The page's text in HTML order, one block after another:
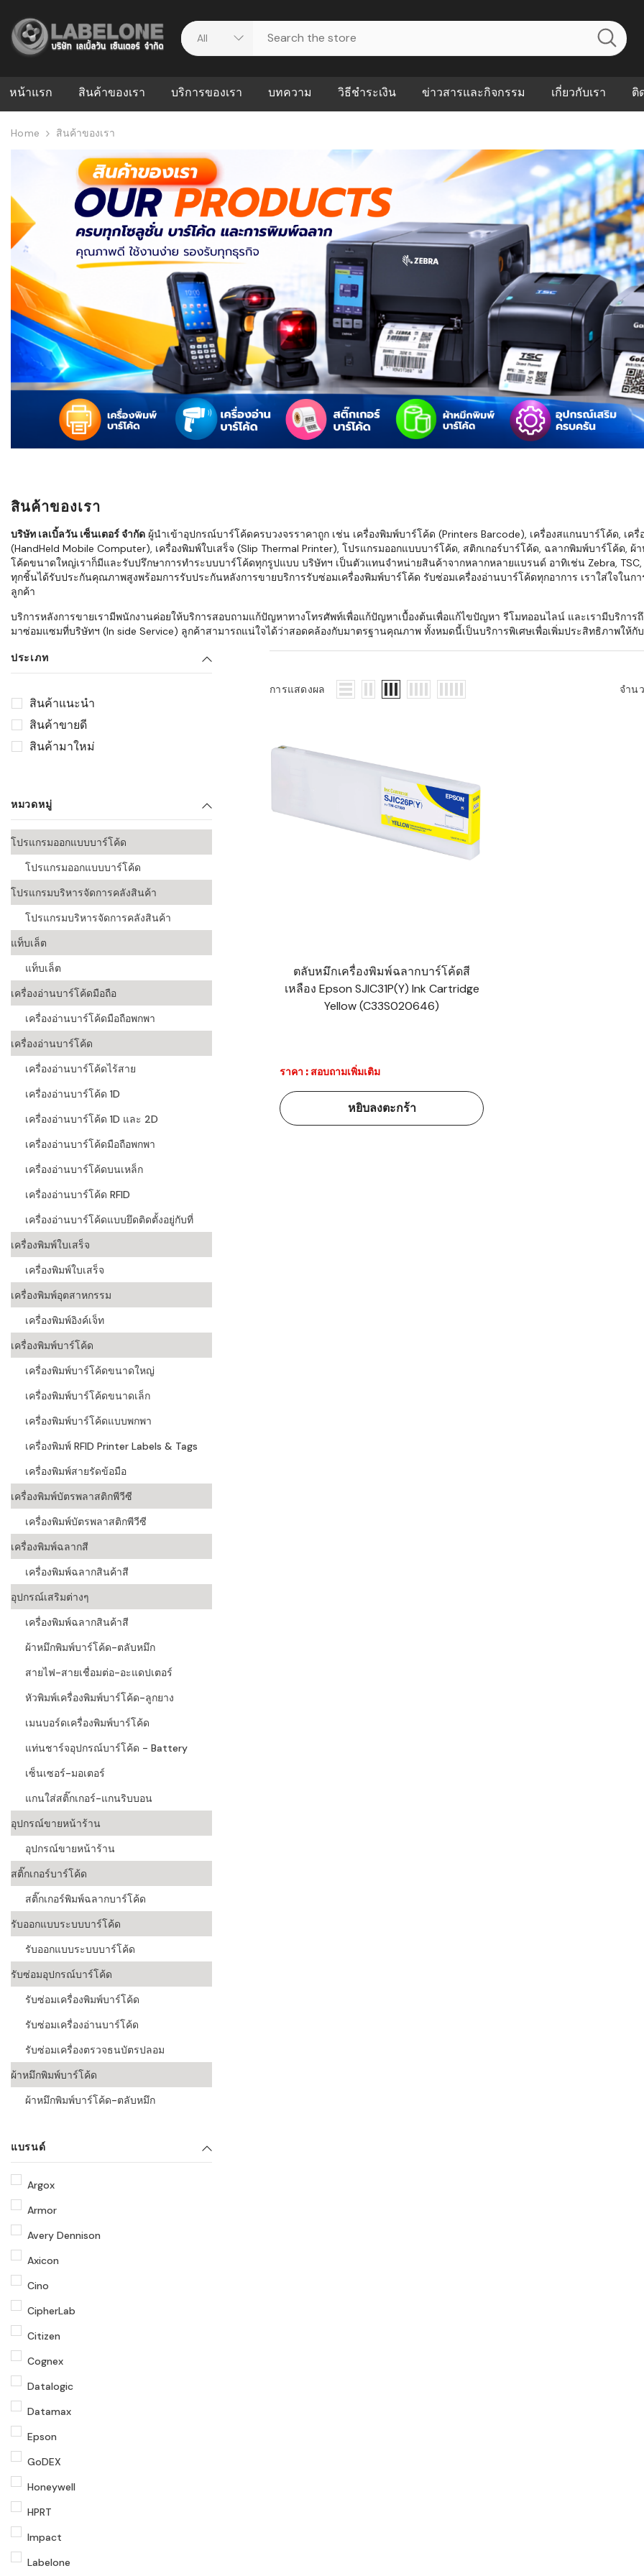
หน้าแรก สินค้าของเรา บริการของเรา
ดาวน์โหลดไดร์เวอร์
วีดีโอแนะนำ
บทความ
บริหารคลังสินค้าที่ช่วยลด
สต็อกแบบ Real-time
ปัญหาคลังสินค้าที่บอกว่า
ธุรกิจของคุณควรเริ่มใช้
WMS กับ ERP ต่างกัน
อย่างไร? ทำไมหลายธุรกิจ
ต้องใช้ร่วมกัน
ใช้ Excel คุมสต็อก กับใช้
WMS ต่างกันอย่างไร?
แบบไหนเหมาะกับธุรกิจที่
กำลังเติบโต
ขั้นตอนการทำงานของ
WMS ตั้งแต่รับสินค้า จัด
เก็บ หยิบ แพ็ก จนถึงจัดส่ง
อย่างไร
WMS สำหรับธุรกิจ 3PL,
ค้าส่ง และ E-Commerce:
แนะนำ Checklist ก่อน
เลือกระบบ WMS: ธุรกิจ
ก่อนเริ่มติดตั้ง
ระบบบาร์โค้ดในธุรกิจขน
ขายธุรกิจค้าปลีก
ระบบบาร์โค้ดใน
อุตสาหกรรมอาหาร
แพทย์
ระบบบาร์โค้ดในด้านการ
วิธีชำระเงิน ข่าวสารและกิจกรรม เกี่ยวกับเรา
FAQs
Our Customer
ติ
Home สินค้าของเรา
สินค้าของเรา
บริษัท เลเบิ้ลวัน เซ็นเตอร์ จำกัด ผู้นำเข้าอุปกรณ์บาร์โค้ดครบวงจรราคาถูก เช่น เครื่องพิมพ์บาร์โค้ด (Printers Barcode), เครื่องสแกนบาร์โค้ด, เค
(HandHeld Mobile Computer), เครื่องพิมพ์ใบเสร็จ (Slip Thermal Printer), โปรแกรมออกแบบบาร์โค้ด, สติกเกอร์บาร์โค้ด, ฉลากพิมพ์บาร์โค้ด,
โค้ดขนาดใหญ่เราก็มีและรับปรึกษาการทำระบบบาร์โค้ดทุกรูปแบบ บริษัทฯ เป็นตัวแทนจำหน่ายสินค้าจากหลากหลายแบรนด์ อาทิเช่น Zebra, TSC,
ทุกชิ้นได้รับประกันคุณภาพสูงพร้อมการรับประกันหลังการขายบริการรับซ่อมเครื่องพิมพ์บาร์โค้ด รับซ่อมเครื่องอ่านบาร์โค้ดทุกอาการ เราใส่ใจใน
ลูกค้า
บริการหลังการขายเรามีพนักงานค่อยให้บริการสอบถามแก้ปัญหาทางโทรศัพท์เพื่อแก้ปัญหาเบื้องต้นเพื่อแก้ไขปัญหา รีโมทออนไลน์ และเรามีบริการ
มาซ่อมแซมที่บริษัทฯ (In side Service) ลูกค้าสามารถแน่ใจได้ว่าสอดคล้องกับมาตรฐานคุณภาพ ทั้งหมดนี้เป็นบริการพิเศษเพื่อเพิ่มประสิทธิภาพให้กั
ประเภท
สินค้าแนะนำ
สินค้าขายดี
สินค้ามาใหม่
หมวดหมู่
โปรแกรมออกแบบบาร์โค้ด
โปรแกรมออกแบบบาร์โค้ด
โปรแกรมบริหารจัดการคลังสินค้า
โปรแกรมบริหารจัดการคลังสินค้า
แท็บเล็ต
แท็บเล็ต
เครื่องอ่านบาร์โค้ดมือถือ
เครื่องอ่านบาร์โค้ดมือถือพกพา
เครื่องอ่านบาร์โค้ด
เครื่องอ่านบาร์โค้ดไร้สาย
เครื่องอ่านบาร์โค้ด 1D
เครื่องอ่านบาร์โค้ด 1D และ 2D
เครื่องอ่านบาร์โค้ดมือถือพกพา
เครื่องอ่านบาร์โค้ดบนเหล็ก
เครื่องอ่านบาร์โค้ด RFID
เครื่องอ่านบาร์โค้ดแบบยึดติดตั้งอยู่กับที่
เครื่องพิมพ์ใบเสร็จ
เครื่องพิมพ์ใบเสร็จ
เครื่องพิมพ์อุตสาหกรรม
เครื่องพิมพ์อิงค์เจ็ท
เครื่องพิมพ์บาร์โค้ด
เครื่องพิมพ์บาร์โค้ดขนาดใหญ่
เครื่องพิมพ์บาร์โค้ดขนาดเล็ก
เครื่องพิมพ์บาร์โค้ดแบบพกพา
เครื่องพิมพ์ RFID Printer Labels & Tags
เครื่องพิมพ์สายรัดข้อมือ
เครื่องพิมพ์บัตรพลาสติกพีวีซี
เครื่องพิมพ์บัตรพลาสติกพีวีซี
เครื่องพิมพ์ฉลากสี
เครื่องพิมพ์ฉลากสินค้าสี
อุปกรณ์เสริมต่างๆ
เครื่องพิมพ์ฉลากสินค้าสี
ผ้าหมึกพิมพ์บาร์โค้ด-ตลับหมึก
สายไฟ-สายเชื่อมต่อ-อะแดปเตอร์
หัวพิมพ์เครื่องพิมพ์บาร์โค้ด-ลูกยาง
เมนบอร์ดเครื่องพิมพ์บาร์โค้ด
แท่นชาร์จอุปกรณ์บาร์โค้ด - Battery
เซ็นเซอร์-มอเตอร์
แกนใส่สติ๊กเกอร์-แกนริบบอน
อุปกรณ์ขายหน้าร้าน
อุปกรณ์ขายหน้าร้าน
สติ๊กเกอร์บาร์โค้ด
สติ๊กเกอร์พิมพ์ฉลากบาร์โค้ด
รับออกแบบระบบบาร์โค้ด
รับออกแบบระบบบาร์โค้ด
รับซ่อมอุปกรณ์บาร์โค้ด
รับซ่อมเครื่องพิมพ์บาร์โค้ด
รับซ่อมเครื่องอ่านบาร์โค้ด
รับซ่อมเครื่องตรวจธนบัตรปลอม
ผ้าหมึกพิมพ์บาร์โค้ด
ผ้าหมึกพิมพ์บาร์โค้ด-ตลับหมึก
แบรนด์
Argox
Armor
Avery Dennison
Axicon
Cino
CipherLab
Citizen
Cognex
Datalogic
Datamax
Epson
GoDEX
Honeywell
HPRT
Impact
Labelone
การแสดงผล จำน
ตลับหมึกเครื่องพิมพ์ฉลากบาร์โค้ดสี
เหลือง Epson SJIC31P(Y) Ink Cartridge
Yellow (C33S020646)
ราคา : สอบถามเพิ่มเติม
หยิบลงตะกร้า